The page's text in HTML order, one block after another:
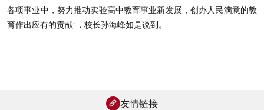
各项事业中，努力推动实验高中教育事业新发展，创办人民满意的教
育作出应有的贡献”，校长孙海峰如是说到。
友情链接